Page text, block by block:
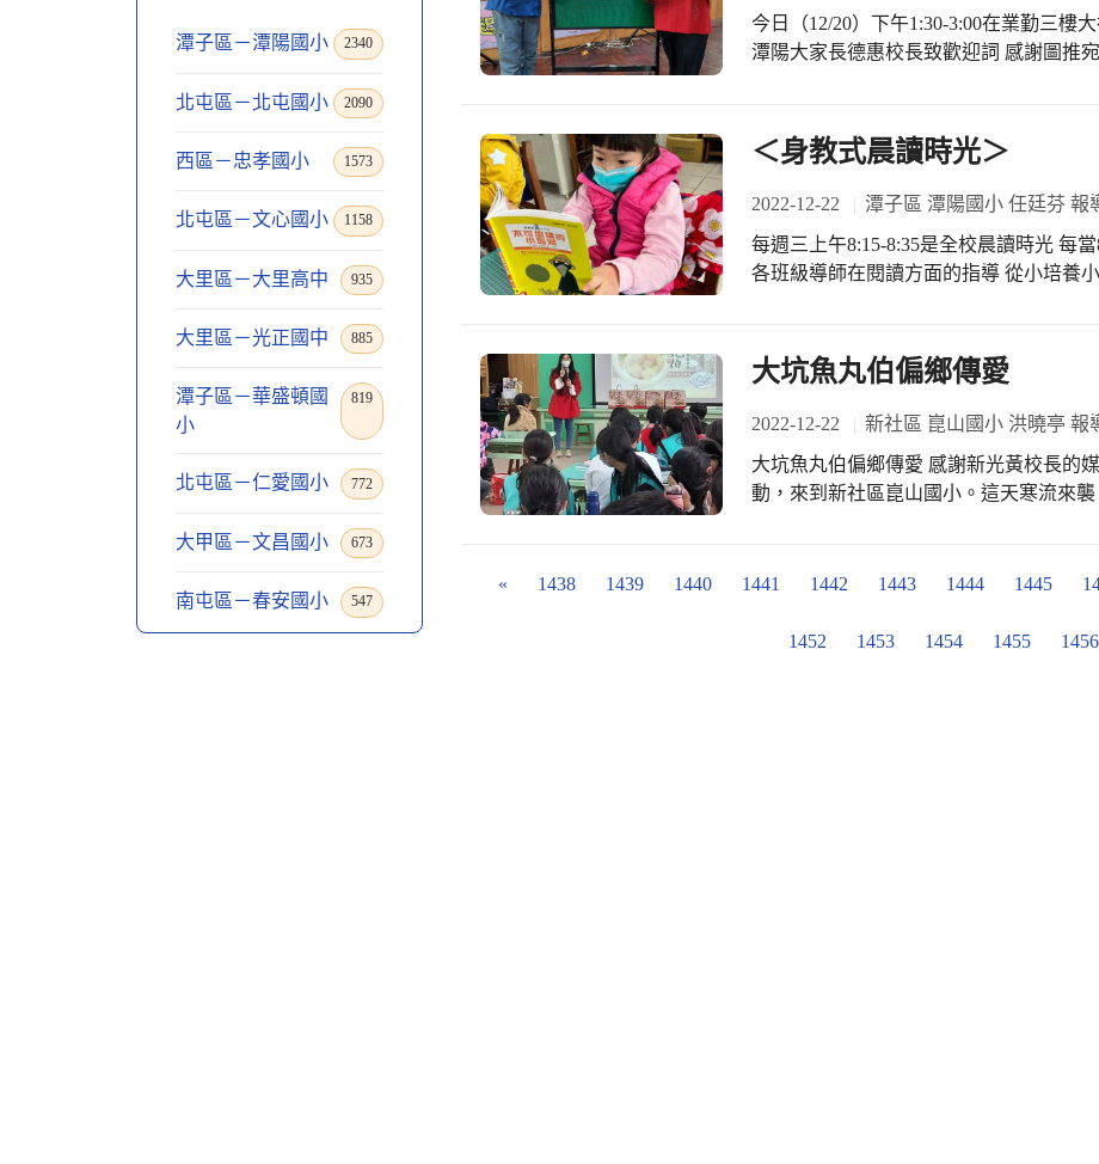
潭子區－潭陽國小 2340
北屯區－北屯國小 2090
西區－忠孝國小 1573
北屯區－文心國小 1158
大里區－大里高中 935
大里區－光正國中 885
潭子區－華盛頓國
小
819
北屯區－仁愛國小 772
大甲區－文昌國小 673
南屯區－春安國小 547
今日（12/20）下午1:30-3:00在業勤三樓
潭陽大家長德惠校長致歡迎詞 感謝圖推
讀～增加靈感、增長智慧，對寫作會有
很喜歡林哲璋作家老師 最後十分鐘進行
感謝設備璧婉組長協助設備暨拍照 現場
＜身教式晨讀時光＞
2022-12-22 潭子區 潭陽國小 任廷芬 報
每週三上午8:15-8:35是全校晨讀時光 每
各班級導師在閱讀方面的指導 從小培養
大坑魚丸伯偏鄉傳愛
2022-12-22 新社區 崑山國小 洪曉亭 報
大坑魚丸伯偏鄉傳愛 感謝新光黃校長的媒合，12／19（一）大坑魚丸伯的義煮活
動，來到新社區崑山國小。這天寒流來
暖。魚丸伯秉持著一碗十元，從一而終
食材，帶給社會大眾，所有商品都是毫無負擔的美味佳
之外，也有美勞老師指導學生紙染、陶
« 1438 1439 1440 1441 1442 1443 1444 1445
1452 1453 1454 1455 1456